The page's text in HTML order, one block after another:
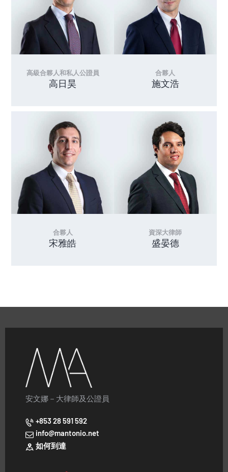
高日昊
高級合夥人和私人公證員
施文浩
合夥人
宋雅皓
合夥人
盛晏德
資深大律師
安文娜－大律師及公證員
+853 28 591 592
info@mantonio.net
如何到達